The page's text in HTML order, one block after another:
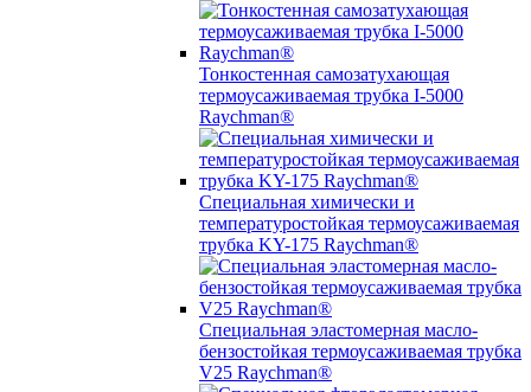
Тонкостенная самозатухающая
термоусаживаемая трубка I-5000
Raychman®
Специальная химически и
температуростойкая термоусаживаемая
трубка KY-175 Raychman®
Специальная эластомерная масло-
бензостойкая термоусаживаемая трубка
V25 Raychman®